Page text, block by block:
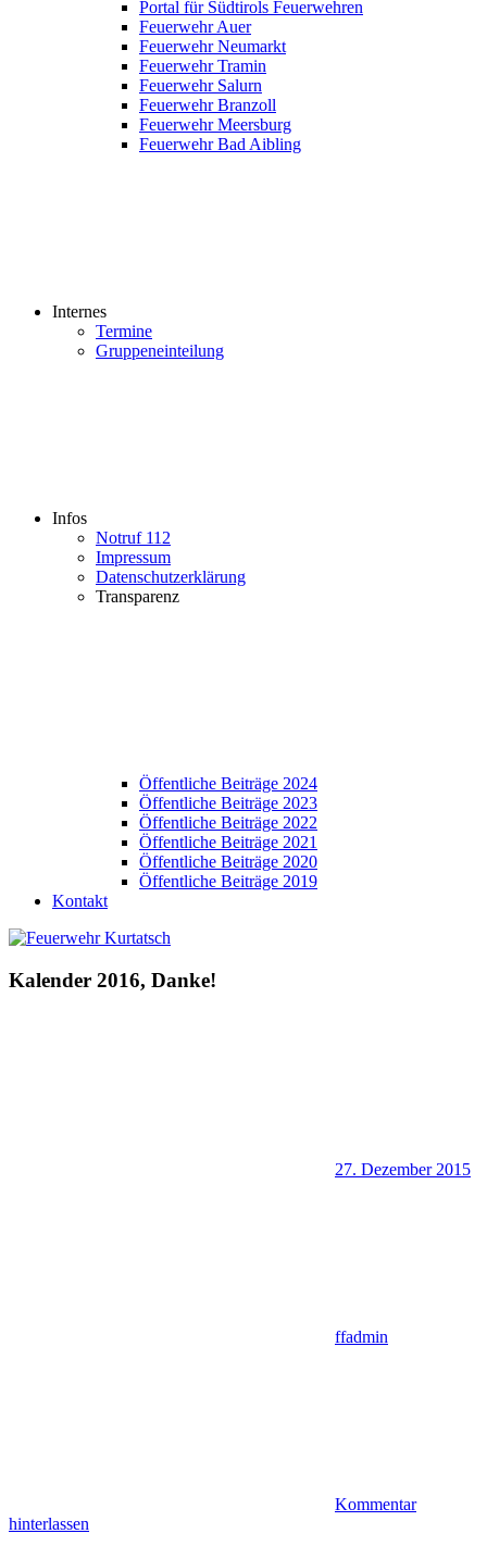
Portal für Südtirols Feuerwehren
Feuerwehr Auer
Feuerwehr Neumarkt
Feuerwehr Tramin
Feuerwehr Salurn
Feuerwehr Branzoll
Feuerwehr Meersburg
Feuerwehr Bad Aibling
Internes
Termine
Gruppeneinteilung
Infos
Notruf 112
Impressum
Datenschutzerklärung
Transparenz
Öffentliche Beiträge 2024
Öffentliche Beiträge 2023
Öffentliche Beiträge 2022
Öffentliche Beiträge 2021
Öffentliche Beiträge 2020
Öffentliche Beiträge 2019
Kontakt
Kalender 2016, Danke!
27. Dezember 2015
ffadmin
Kommentar
hinterlassen